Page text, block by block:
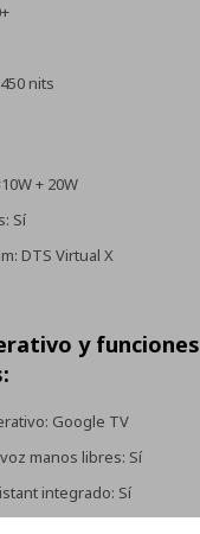
nits
+ 20W
Sí
DTS Virtual X
y funciones
Google TV
manos libres: Sí
integrado: Sí